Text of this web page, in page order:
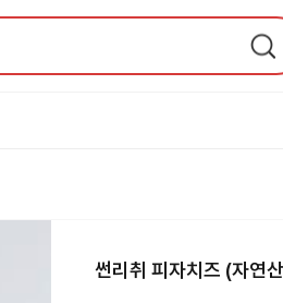
썬리취 피자치즈 (자연